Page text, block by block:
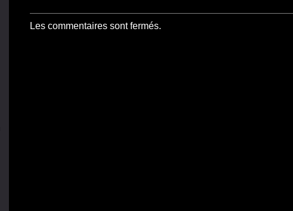
Les commentaires sont fermés.